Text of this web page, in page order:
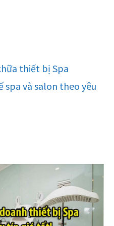
thiết bị Spa
spa và salon theo yêu